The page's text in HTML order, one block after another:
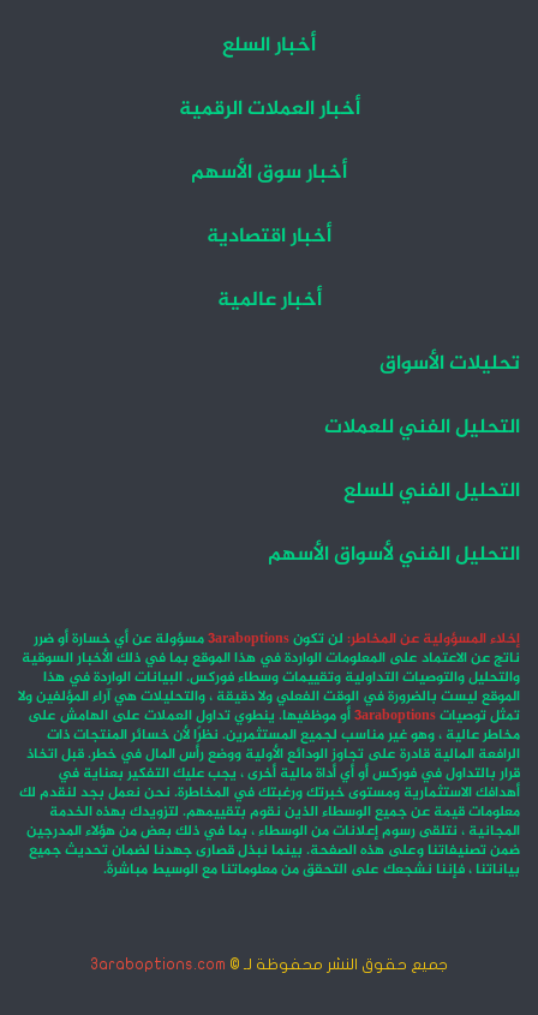
أخبار السلع
أخبار العملات الرقمية
أخبار سوق الأسهم
أخبار اقتصادية
أخبار عالمية
تحليلات الأسواق
التحليل الفني للعملات
التحليل الفني للسلع
التحليل الفني لأسواق الأسهم
إخلاء المسؤولية عن المخاطر: لن تكون3araboptionsمسؤولة عن أي خسارة أو ضرر
ناتج عن الاعتماد على المعلومات الواردة في هذا الموقع بما في ذلك الأخبار السوقية
والتحليل والتوصيات التداولية وتقييمات وسطاء فوركس. البيانات الواردة في هذا
الموقع ليست بالضرورة في الوقت الفعلي ولا دقيقة ، والتحليلات هي آراء المؤلفين ولا
تمثل توصيات3araboptionsأو موظفيها. ينطوي تداول العملات على الهامش على
مخاطر عالية ، وهو غير مناسب لجميع المستثمرين. نظرًا لأن خسائر المنتجات ذات
الرافعة المالية قادرة على تجاوز الودائع الأولية ووضع رأس المال في خطر. قبل اتخاذ
قرار بالتداول في فوركس أو أي أداة مالية أخرى ، يجب عليك التفكير بعناية في
أهدافك الاستثمارية ومستوى خبرتك ورغبتك في المخاطرة. نحن نعمل بجد لنقدم لك
معلومات قيمة عن جميع الوسطاء الذين نقوم بتقييمهم. لتزويدك بهذه الخدمة
المجانية ، نتلقى رسوم إعلانات من الوسطاء ، بما في ذلك بعض من هؤلاء المدرجين
ضمن تصنيفاتنا وعلى هذه الصفحة. بينما نبذل قصارى جهدنا لضمان تحديث جميع
بياناتنا ، فإننا نشجعك على التحقق من معلوماتنا مع الوسيط مباشرةً.
جميع حقوق النشر محفوظة لـ © 3araboptions.com